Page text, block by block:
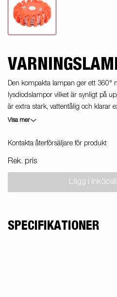
Den kompakta lampan ger ett 360°
lysdiodslampor vilket är synligt på upp till
är extra stark, vattentålig och klarar
10 olika ljusmönster inklusive SOS
Visa mer
Kontakta återförsäljare för produkt
Rek. pris
Lägg i
SPECIFIKATIONER